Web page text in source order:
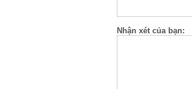
Nhận xét của bạn: